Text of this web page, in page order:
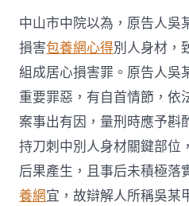
中山市中院以為，原告人吳
損害包養網心得別人身材，
組成居心損害罪。原告人吳
重要罪惡，有自首情節，依
案事出有因，量刑時應予斟
持刀刺中別人身材關鍵部位
后果產生，且事后未積極落
養網宜，故辯解人所稱吳某